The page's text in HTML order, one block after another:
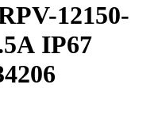
12150-
IP67